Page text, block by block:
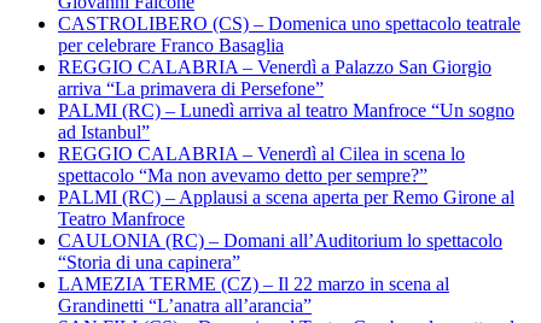
CASTROLIBERO (CS) – Domenica uno spettacolo teatrale
per celebrare Franco Basaglia
REGGIO CALABRIA – Venerdì a Palazzo San Giorgio
arriva “La primavera di Persefone”
PALMI (RC) – Lunedì arriva al teatro Manfroce “Un sogno
ad Istanbul”
REGGIO CALABRIA – Venerdì al Cilea in scena lo
spettacolo “Ma non avevamo detto per sempre?”
PALMI (RC) – Applausi a scena aperta per Remo Girone al
Teatro Manfroce
CAULONIA (RC) – Domani all’Auditorium lo spettacolo
“Storia di una capinera”
LAMEZIA TERME (CZ) – Il 22 marzo in scena al
Grandinetti “L’anatra all’arancia”